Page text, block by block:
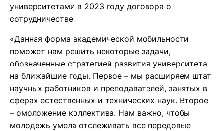
университетами в 2023 году договора о
сотрудничестве.
«Данная форма академической мобильности
поможет нам решить некоторые задачи,
обозначенные стратегией развития университета
на ближайшие годы. Первое – мы расширяем штат
научных работников и преподавателей, занятых в
сферах естественных и технических наук. Второе
– омоложение коллектива. Нам важно, чтобы
молодежь умела отслеживать все передовые